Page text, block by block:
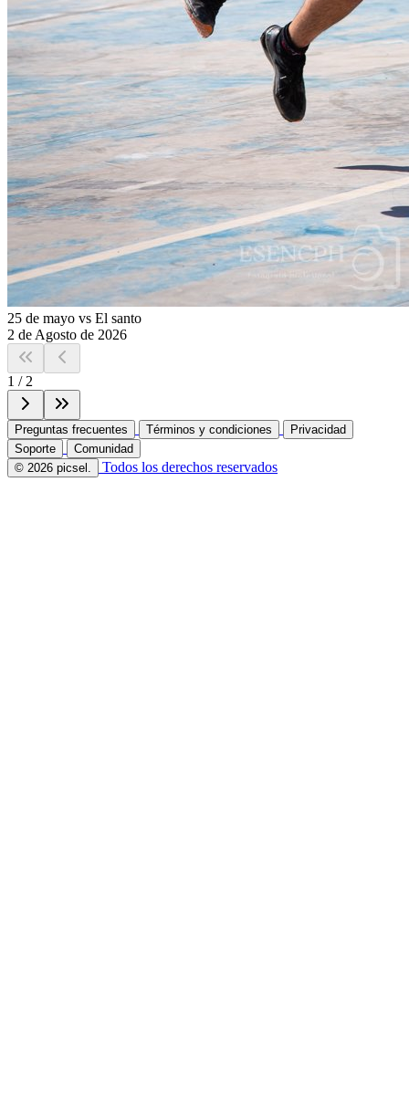
25 de mayo vs El santo
2 de Agosto de 2026
1 / 2
Preguntas frecuentes Términos y condiciones
Privacidad
Soporte
Comunidad
© 2026 picsel.
Todos los derechos reservados